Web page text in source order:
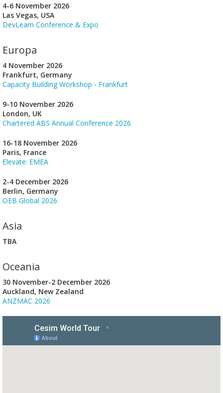
4-6 November 2026
Las Vegas, USA
DevLearn Conference & Expo
Europa
4 November 2026
Frankfurt, Germany
Capacity Building Workshop - Frankfurt
9-10 November 2026
London, UK
Chartered ABS Annual Conference 2026
16-18 November 2026
Paris, France
Elevate: EMEA
2-4 December 2026
Berlin, Germany
OEB Global 2026
Asia
TBA
Oceania
30 November-2 December 2026
Auckland, New Zealand
ANZMAC 2026